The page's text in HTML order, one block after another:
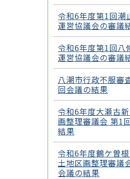
令和6年度第1回潮
運営協議会の審議
令和6年度第1回八
運営協議会の審議
八潮市行政不服審
回会議の結果
令和6年度大瀬古
画整理審議会 第1
結果
令和6年度鶴ケ曽
土地区画整理審議
会議の結果